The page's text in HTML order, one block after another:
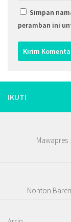
Simpan
peramban ini
IKUTI
Mawapres
Nonton